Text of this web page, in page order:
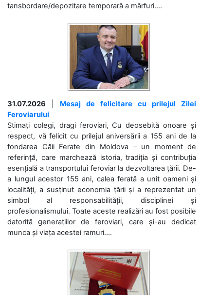
tansbordare/depozitare temporară a mărfuri....
31.07.2026
Mesaj de felicitare cu prilejul Zilei
Feroviarului
Stimați colegi, dragi feroviari, Cu deosebită onoare și
respect, vă felicit cu prilejul aniversării a 155 ani de la
fondarea Căii Ferate din Moldova – un moment de
referință, care marchează istoria, tradiția și contribuția
esențială a transportului feroviar la dezvoltarea țării. De-
a lungul acestor 155 ani, calea ferată a unit oameni și
localități, a susținut economia țării și a reprezentat un
simbol al responsabilității, disciplinei și
profesionalismului. Toate aceste realizări au fost posibile
datorită generațiilor de feroviari, care și-au dedicat
munca și viața acestei ramuri....